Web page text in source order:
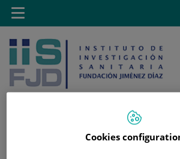
Saltar al contenido
Toggle
navigation
Cookies